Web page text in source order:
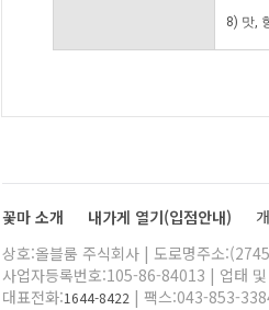
8) 맛,
꽃마 소개 내가게 열기(입점안내)
상호:올블룸 주식회사 | 도로명주소
사업자등록번호:105-86-84013 | 업태
대표전화:1644-8422 | 팩스:043-853-